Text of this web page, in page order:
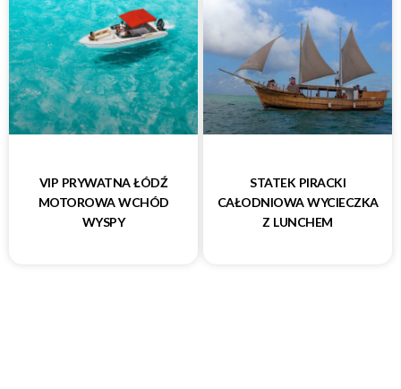
VIP PRYWATNA ŁÓDŹ
MOTOROWA WCHÓD
WYSPY
STATEK PIRACKI
CAŁODNIOWA WYCIECZKA
Z LUNCHEM